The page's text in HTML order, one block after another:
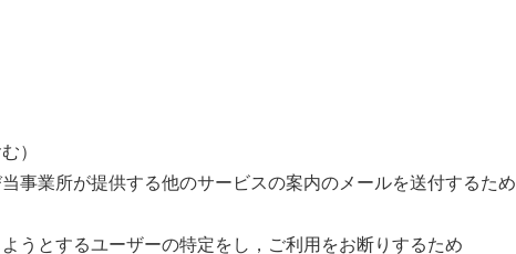
）
事業所が提供する他のサービスの案内のメールを送付するため
うとするユーザーの特定をし，ご利用をお断りするため